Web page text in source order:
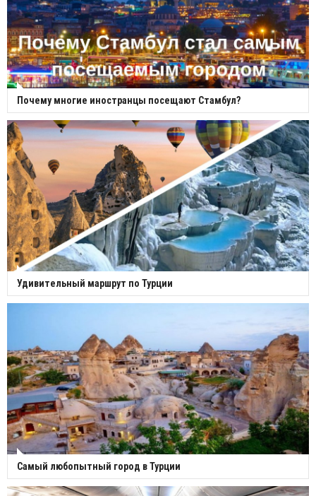
Почему многие иностранцы посещают Стамбул?
Удивительный маршрут по Турции
Самый любопытный город в Турции